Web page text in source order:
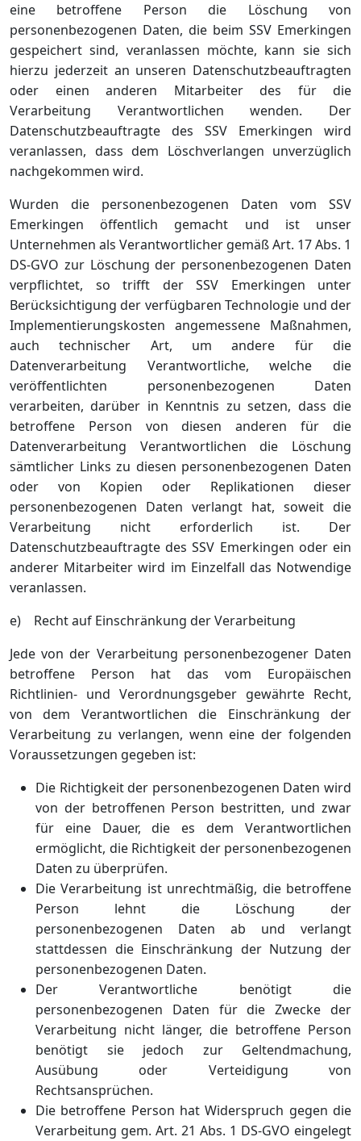
eine betroffene Person die Löschung von
personenbezogenen Daten, die beim SSV Emerkingen
gespeichert sind, veranlassen möchte, kann sie sich
hierzu jederzeit an unseren Datenschutzbeauftragten
oder einen anderen Mitarbeiter des für die
Verarbeitung Verantwortlichen wenden. Der
Datenschutzbeauftragte des SSV Emerkingen wird
veranlassen, dass dem Löschverlangen unverzüglich
nachgekommen wird.
Wurden die personenbezogenen Daten vom SSV
Emerkingen öffentlich gemacht und ist unser
Unternehmen als Verantwortlicher gemäß Art. 17 Abs. 1
DS-GVO zur Löschung der personenbezogenen Daten
verpflichtet, so trifft der SSV Emerkingen unter
Berücksichtigung der verfügbaren Technologie und der
Implementierungskosten angemessene Maßnahmen,
auch technischer Art, um andere für die
Datenverarbeitung Verantwortliche, welche die
veröffentlichten personenbezogenen Daten
verarbeiten, darüber in Kenntnis zu setzen, dass die
betroffene Person von diesen anderen für die
Datenverarbeitung Verantwortlichen die Löschung
sämtlicher Links zu diesen personenbezogenen Daten
oder von Kopien oder Replikationen dieser
personenbezogenen Daten verlangt hat, soweit die
Verarbeitung nicht erforderlich ist. Der
Datenschutzbeauftragte des SSV Emerkingen oder ein
anderer Mitarbeiter wird im Einzelfall das Notwendige
veranlassen.
e) Recht auf Einschränkung der Verarbeitung
Jede von der Verarbeitung personenbezogener Daten
betroffene Person hat das vom Europäischen
Richtlinien- und Verordnungsgeber gewährte Recht,
von dem Verantwortlichen die Einschränkung der
Verarbeitung zu verlangen, wenn eine der folgenden
Voraussetzungen gegeben ist:
Die Richtigkeit der personenbezogenen Daten wird
von der betroffenen Person bestritten, und zwar
für eine Dauer, die es dem Verantwortlichen
ermöglicht, die Richtigkeit der personenbezogenen
Daten zu überprüfen.
Die Verarbeitung ist unrechtmäßig, die betroffene
Person lehnt die Löschung der
personenbezogenen Daten ab und verlangt
stattdessen die Einschränkung der Nutzung der
personenbezogenen Daten.
Der Verantwortliche benötigt die
personenbezogenen Daten für die Zwecke der
Verarbeitung nicht länger, die betroffene Person
benötigt sie jedoch zur Geltendmachung,
Ausübung oder Verteidigung von
Rechtsansprüchen.
Die betroffene Person hat Widerspruch gegen die
Verarbeitung gem. Art. 21 Abs. 1 DS-GVO eingelegt